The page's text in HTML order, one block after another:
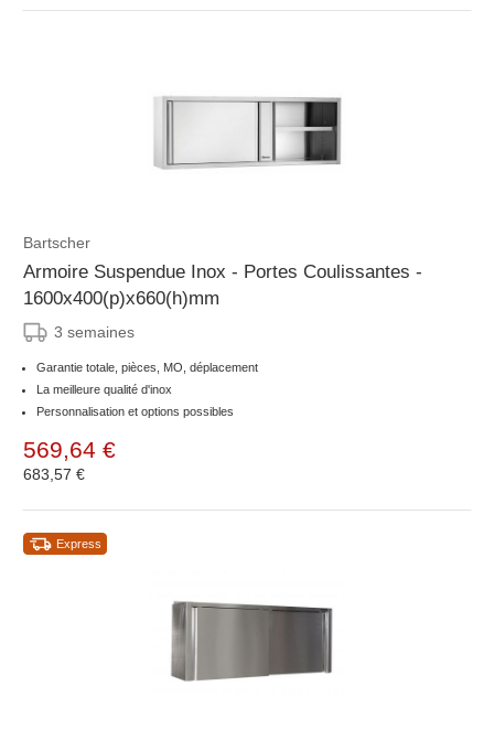
Bartscher
Armoire Suspendue Inox - Portes Coulissantes -
1600x400(p)x660(h)mm
3 semaines
Garantie totale, pièces, MO, déplacement
La meilleure qualité d'inox
Personnalisation et options possibles
569,64 €
683,57 €
Express